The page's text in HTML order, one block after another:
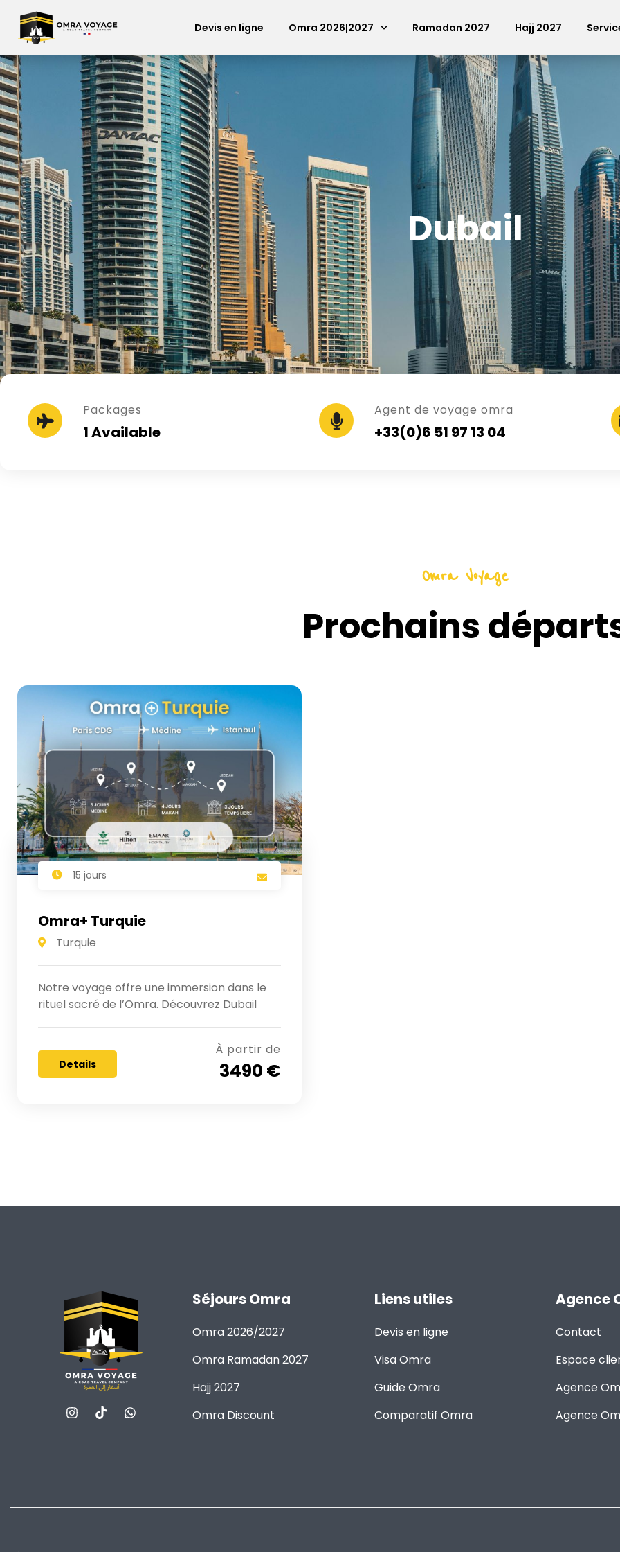
Devis en ligne Omra 2026|2027 Ramadan 2027 Hajj 2027
Dubail
Packages
1 Available
Agent de voyage omra
+33(0)6 51 97 13 04
Omra Voyage
Prochains
15 jours
Omra+ Turquie
Turquie
Notre voyage offre une immersion dans le
rituel sacré de l’Omra. Découvrez Dubail
Details
À partir de
3490 €
Séjours Omra
Omra 2026/2027
Omra Ramadan 2027
Hajj 2027
Omra Discount
Liens utiles
Devis en ligne
Visa Omra
Guide Omra
Comparatif Omra
Agence
Contact
Espace
Agence
Agence